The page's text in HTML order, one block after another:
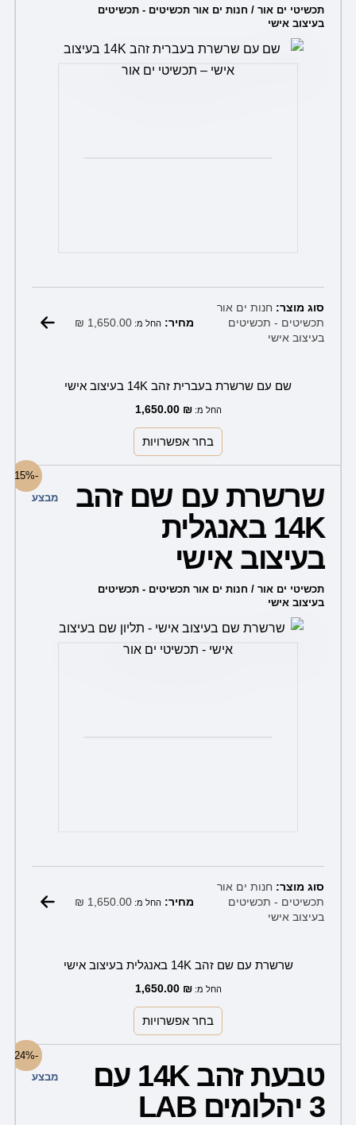
תכשיטי ים אור / חנות ים אור תכשיטים - תכשיטים
בעיצוב אישי
סוג מוצר: חנות ים אור
תכשיטים - תכשיטים
בעיצוב אישי
מחיר: החל מ: 1,650.00
₪
שם עם שרשרת בעברית זהב 14K בעיצוב אישי
החל מ: 1,650.00 ₪
בחר אפשרויות
את
האפשרויות
-15%
שרשרת עם שם זהב
14K באנגלית
בעיצוב אישי
תכשיטי ים אור / חנות ים אור תכשיטים - תכשיטים
בעיצוב אישי
מבצע
סוג מוצר: חנות ים אור
תכשיטים - תכשיטים
בעיצוב אישי
מחיר: החל מ: 1,650.00
₪
שרשרת עם שם זהב 14K באנגלית בעיצוב אישי
החל מ: 1,650.00 ₪
בחר אפשרויות
זה
את
האפשרויות
-24%
טבעת זהב 14K עם
3 יהלומים LAB
מבצע
המקורי
היה:
3,500.00 ₪.
הוא:
2,650.00 ₪.